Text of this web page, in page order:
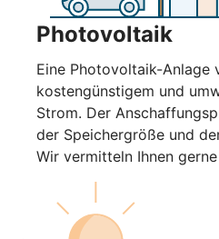
Photovoltaik
Eine Photovoltaik-Anlage
kostengünstigem und
Strom. Der
der Speichergröße und
Wir vermitteln Ihnen